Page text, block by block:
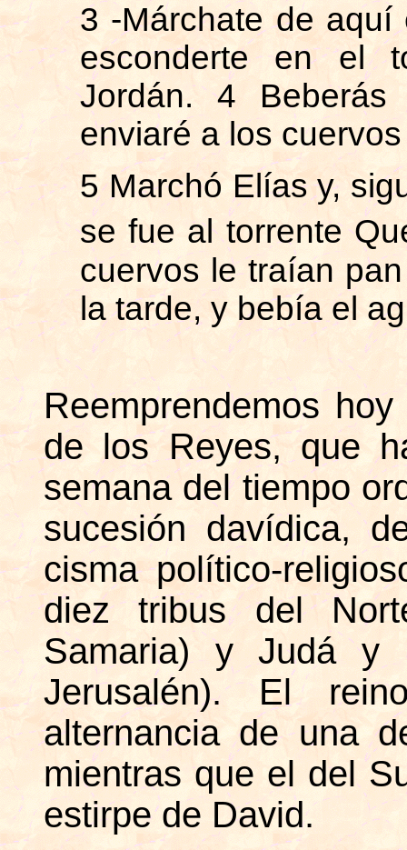
3 -Márchate de
esconderte en el
Jordán. 4
enviaré a los
5 Marchó Elías y,
se fue al torrente
cuervos le traían
la tarde, y bebía el
Reemprendemos
de los Reyes, que
semana del tiempo
sucesión davídica,
cisma político-
diez tribus del
Samaria) y Judá y
Jerusalén). El
alternancia de una
mientras que el del
estirpe de David.